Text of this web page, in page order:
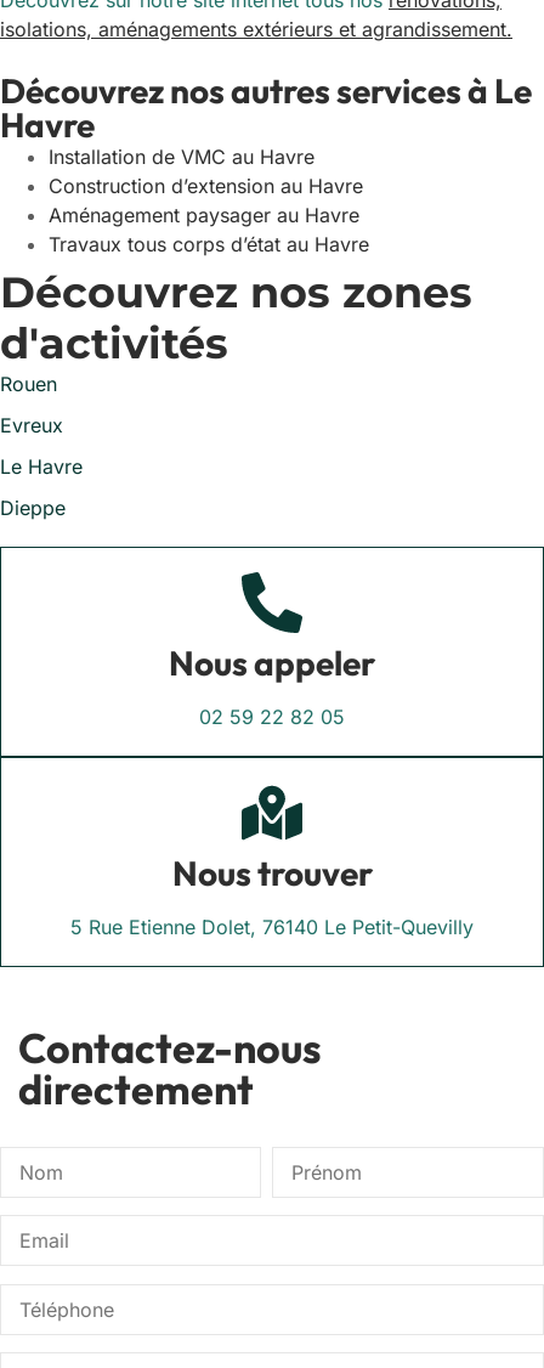
isolations, aménagements extérieurs et agrandissement.
Découvrez nos autres services à Le
Havre
Installation de VMC au Havre
Construction d’extension au Havre
Aménagement paysager au Havre
Travaux tous corps d’état au Havre
Découvrez nos zones
d'activités
Rouen
Evreux
Le Havre
Dieppe
Nous appeler
02 59 22 82 05
Nous trouver
5 Rue Etienne Dolet, 76140 Le Petit-Quevilly
Contactez-nous
directement